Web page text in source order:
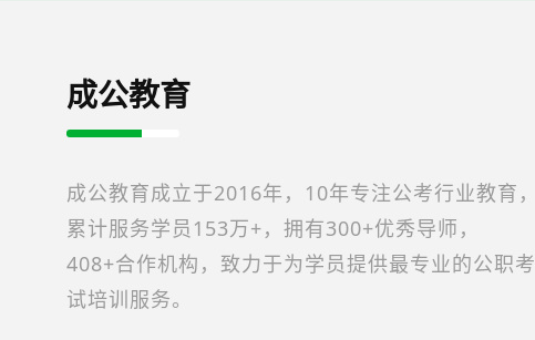
成公教育
成公教育成立于2016年，10年专注公考行业教育，
累计服务学员153万+，拥有300+优秀导师，
408+合作机构，致力于为学员提供最专业的公职考
试培训服务。